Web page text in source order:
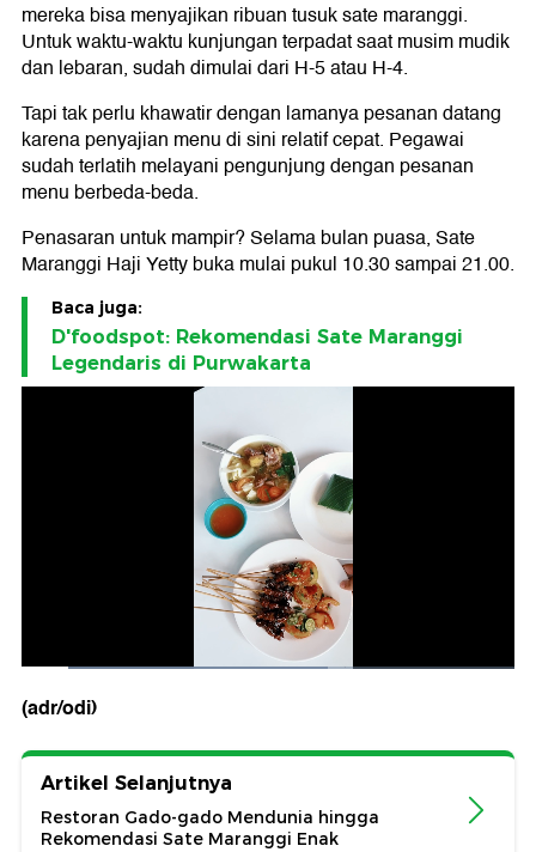
mereka bisa menyajikan ribuan tusuk sate maranggi.
Untuk waktu-waktu kunjungan terpadat saat musim mudik
dan lebaran, sudah dimulai dari H-5 atau H-4.
Tapi tak perlu khawatir dengan lamanya pesanan datang
karena penyajian menu di sini relatif cepat. Pegawai
sudah terlatih melayani pengunjung dengan pesanan
menu berbeda-beda.
Penasaran untuk mampir? Selama bulan puasa, Sate
Maranggi Haji Yetty buka mulai pukul 10.30 sampai 21.00.
Baca juga:
D'foodspot: Rekomendasi Sate Maranggi
Legendaris di Purwakarta
(adr/odi)
Artikel Selanjutnya
Restoran Gado-gado Mendunia hingga
Rekomendasi Sate Maranggi Enak